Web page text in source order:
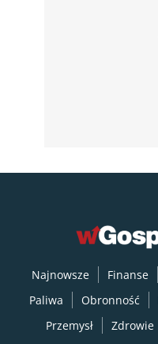
Najnowsze Finanse
Paliwa
Obronność
Przemysł
Zdrowie